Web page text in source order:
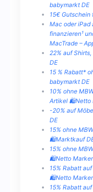
babymarkt DE
15€ Gutschein
Mac oder iPad
finanzieren¹
MacTrade –
22% auf
DE
15 % Rabatt*
babymarkt DE
10% ohne
Artikel 🛍️Netto
-20% auf
DE
15% ohne
🛍️Marktkauf
15% ohne
🛍️Netto
15% Rabatt
🛍️Netto
15% Rabatt